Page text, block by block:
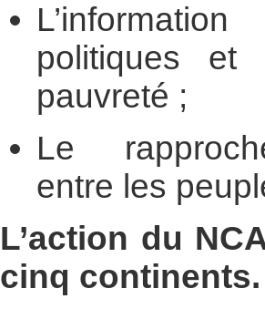
politiques et
pauvreté ;
Le
entre les
L’action du
cinq continents.